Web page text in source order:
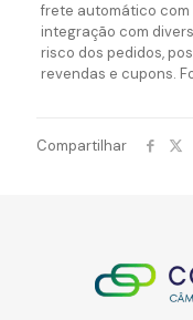
frete automático com
integração com
risco dos pedidos,
revendas e cupons.
Compartilhar